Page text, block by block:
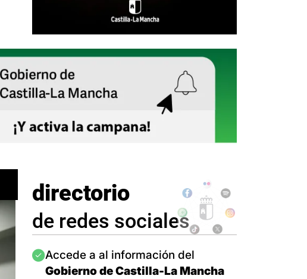
directorio
de redes sociales
Imagen
Accede a al información del
Gobierno de Castilla-La Mancha